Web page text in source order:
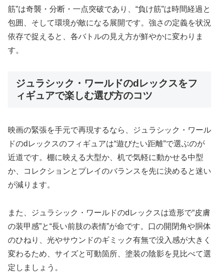
筋”は奇襲・分断・一点突破であり、“負け筋”は時間経過と
包囲、そして環境が敵になる展開です。強さの定義を状況
依存で捉えると、各バトルの見え方が鮮やかに変わりま
す。
ジュラシック・ワールドのdレックスをフ
ィギュアで楽しむ選び方のコツ
映画の緊張を手元で再現するなら、ジュラシック・ワール
ドのdレックスのフィギュアは“遊びたい距離”で選ぶのが
近道です。棚に映える大型か、机で気軽に動かせる中型
か、コレクションとプレイのバランスを先に決めると迷い
が減ります。
また、ジュラシック・ワールドのdレックスは造形で“皮膚
の装甲感”と“長い前肢の表情”が命です。口の開閉角や胴体
のひねり、光やサウンドのギミック有無で没入感が大きく
変わるため、サイズと可動箇所、塗装の陰影を見比べて選
定しましょう。